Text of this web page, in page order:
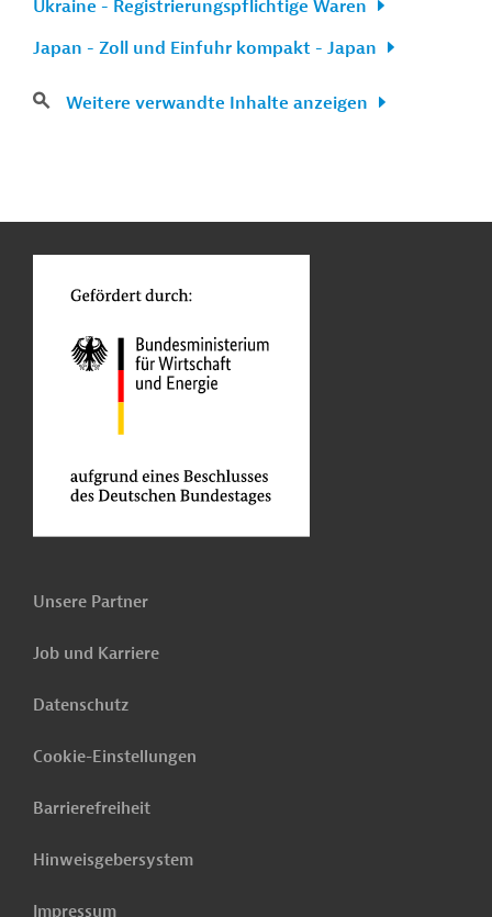
Ukraine - Registrierungspflichtige Waren
Japan - Zoll und Einfuhr kompakt - Japan
Weitere verwandte Inhalte anzeigen
Unsere Partner
Job und Karriere
Datenschutz
Cookie-Einstellungen
Barrierefreiheit
Hinweisgebersystem
Impressum